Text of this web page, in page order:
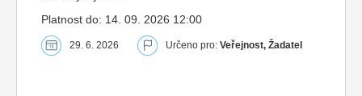
Platnost do: 14. 09. 2026 12:00
29. 6. 2026 Určeno pro: Veřejnost, Žadatel